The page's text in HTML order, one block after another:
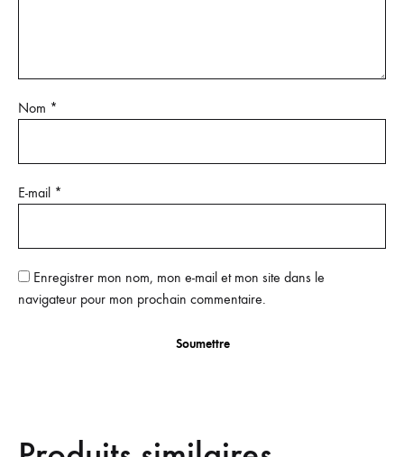
Nom *
E-mail *
Enregistrer mon nom, mon e-mail et mon site dans le
navigateur pour mon prochain commentaire.